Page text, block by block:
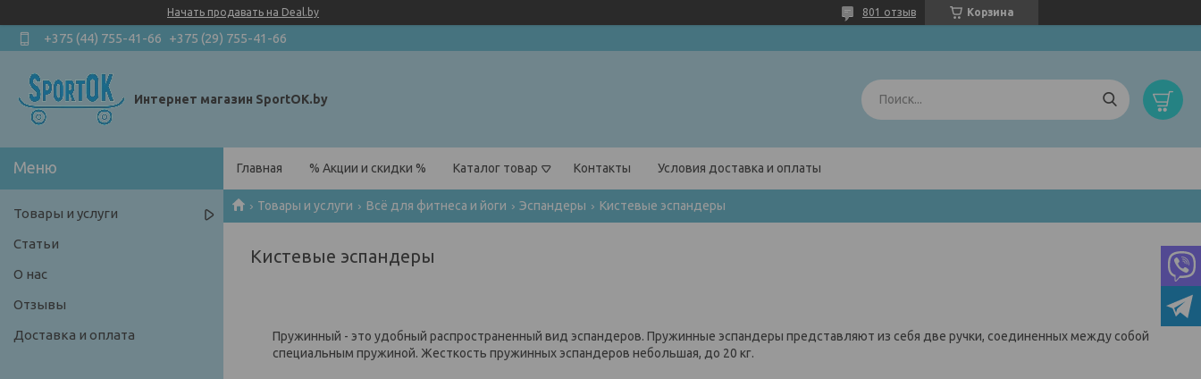
Начать продавать на Deal.by Корзина
801 отзыв
+375 (44) 755-41-66 +375 (29) 755-41-66
Интернет магазин SportOK.by
Главная % Акции и скидки % Каталог товар Контакты Условия доставка и оплаты
Товары и услуги Всё для фитнеса и йоги Эспандеры Кистевые эспандеры
Кистевые эспандеры
Пружинный - это удобный распространенный вид эспандеров. Пружинные эспандеры представляют из себя две ручки, соединенных между собой
специальным пружиной. Жесткость пружинных эспандеров небольшая, до 20 кг.
Товары и услуги
Статьи
О нас
Отзывы
Доставка и оплата